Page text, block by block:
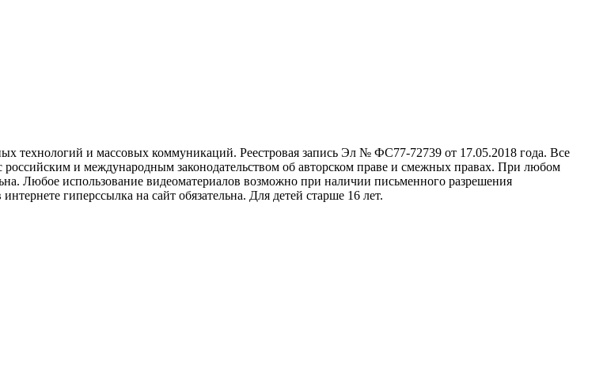
технологий и массовых коммуникаций. Реестровая запись Эл № ФС77-72739 от 17.05.2018 года. Все
и международным законодательством об авторском праве и смежных правах. При любом
Любое использование видеоматериалов возможно при наличии письменного разрешения
гиперссылка на сайт обязательна. Для детей старше 16 лет.